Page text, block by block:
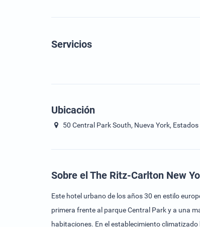
Servicios
Ubicación
50 Central Park South, Nueva York, Estados
Sobre el The Ritz-Carlton New
Este hotel urbano de los años 30 en estilo
primera frente al parque Central Park y a una
habitaciones. En el establecimiento